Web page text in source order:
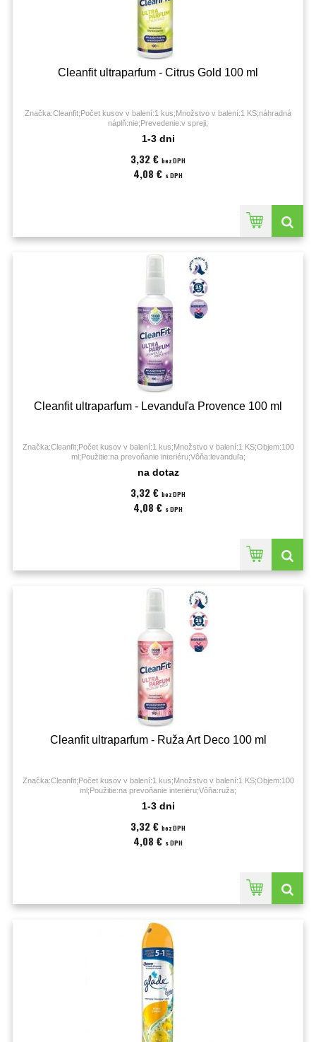
Cleanfit ultraparfum - Citrus Gold 100 ml
Značka:Cleanfit;Počet kusov v balení:1 kus;Množstvo v balení:1 KS;náhradná
náplň:nie;Prevedenie:v spreji;
1-3 dni
3,32 € bez DPH
4,08 € s DPH
Cleanfit ultraparfum - Levanduľa Provence 100 ml
Značka:Cleanfit;Počet kusov v balení:1 kus;Množstvo v balení:1 KS;Objem:100
ml;Použitie:na prevoňanie interiéru;Vôňa:levanduľa;
na dotaz
3,32 € bez DPH
4,08 € s DPH
Cleanfit ultraparfum - Ruža Art Deco 100 ml
Značka:Cleanfit;Počet kusov v balení:1 kus;Množstvo v balení:1 KS;Objem:100
ml;Použitie:na prevoňanie interiéru;Vôňa:ruža;
1-3 dni
3,32 € bez DPH
4,08 € s DPH